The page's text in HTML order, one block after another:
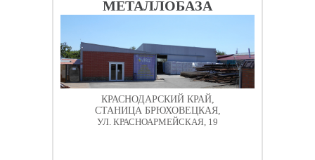
МЕТАЛЛОБАЗА
КРАСНОДАРСКИЙ КРАЙ,
СТАНИЦА БРЮХОВЕЦКАЯ,
УЛ. КРАСНОАРМЕЙСКАЯ, 19